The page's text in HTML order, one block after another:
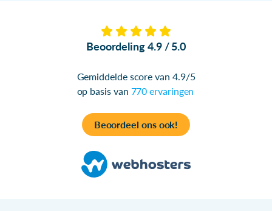
Beoordeling 4.9 / 5.0
Gemiddelde score van 4.9/5
op basis van 770 ervaringen
Beoordeel ons ook!